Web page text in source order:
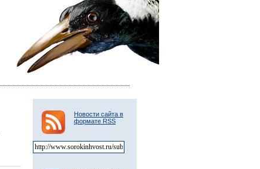
Новости сайта в
формате RSS